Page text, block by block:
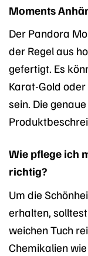
Moments
Der Pandora
der Regel aus
gefertigt. Es
Karat-Gold
sein. Die
Wie pflege ich
richtig?
Um die
erhalten,
weichen Tuch
Chemikalien